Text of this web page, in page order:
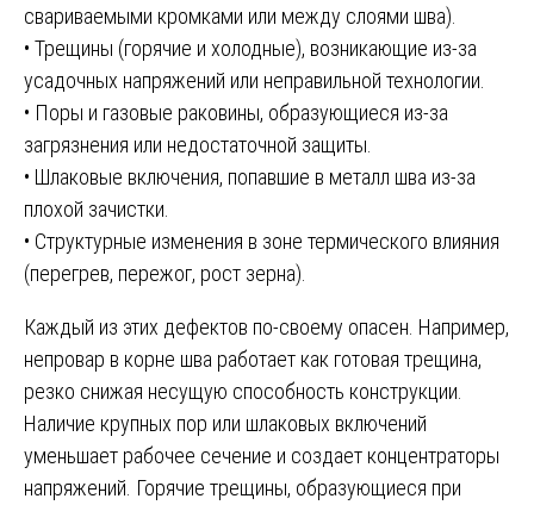
свариваемыми кромками или между слоями шва).
• Трещины (горячие и холодные), возникающие из-за
усадочных напряжений или неправильной технологии.
• Поры и газовые раковины, образующиеся из-за
загрязнения или недостаточной защиты.
• Шлаковые включения, попавшие в металл шва из-за
плохой зачистки.
• Структурные изменения в зоне термического влияния
(перегрев, пережог, рост зерна).
Каждый из этих дефектов по-своему опасен. Например,
непровар в корне шва работает как готовая трещина,
резко снижая несущую способность конструкции.
Наличие крупных пор или шлаковых включений
уменьшает рабочее сечение и создает концентраторы
напряжений. Горячие трещины, образующиеся при